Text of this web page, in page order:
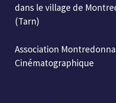
dans le village de
(Tarn)
Association
Cinématographique